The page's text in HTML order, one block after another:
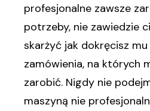
profesjonalne zawsze
potrzeby, nie zawiedzie
skarżyć jak dokręcisz
zamówienia, na których
zarobić. Nigdy nie
maszyną nie